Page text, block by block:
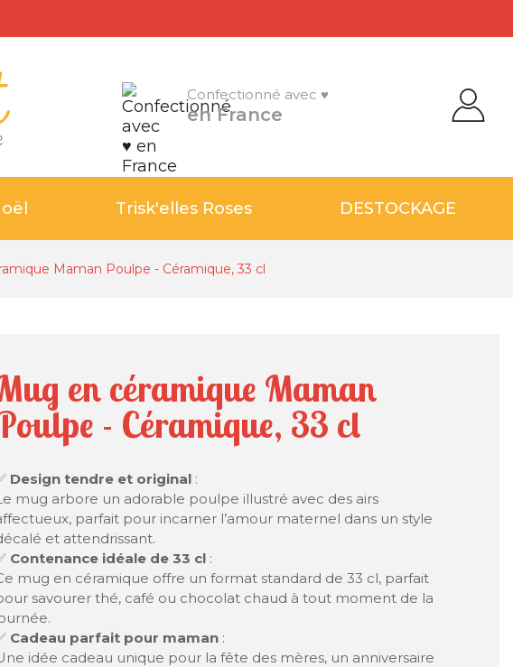
Confectionné avec ♥
en France
Trisk'elles Roses DESTOCKAGE
Maman Poulpe - Céramique, 33 cl
en céramique Maman
- Céramique, 33 cl
Design tendre et original :
mug arbore un adorable poulpe illustré avec des airs
parfait pour incarner l’amour maternel dans un style
et attendrissant.
Contenance idéale de 33 cl :
mug en céramique offre un format standard de 33 cl, parfait
savourer thé, café ou chocolat chaud à tout moment de la
Cadeau parfait pour maman :
idée cadeau unique pour la fête des mères, un anniversaire